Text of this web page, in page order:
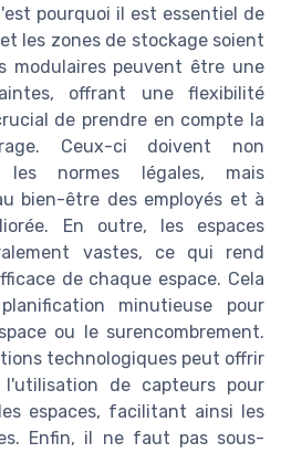
pourquoi il est essentiel de
les zones de stockage soient
modulaires peuvent être une
offrant une flexibilité
de prendre en compte la
Ceux-ci doivent non
les normes légales, mais
bien-être des employés et à
En outre, les espaces
vastes, ce qui rend
de chaque espace. Cela
minutieuse pour
ou le surencombrement.
technologiques peut offrir
l'utilisation de capteurs pour
espaces, facilitant ainsi les
Enfin, il ne faut pas sous-